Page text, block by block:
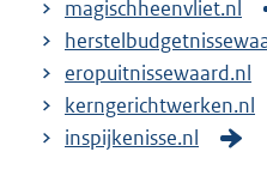
magischheenvliet.nl
eropuitnissewaard.nl
kerngerichtwerken.nl
inspijkenisse.nl